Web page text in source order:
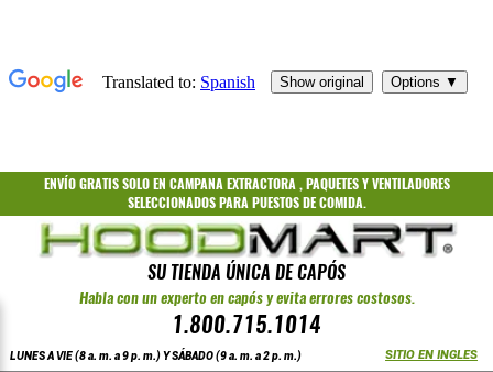
ENVÍO GRATISSOLO EN CAMPANA EXTRACTORA ,PAQUETESYVENTILADORES
SELECCIONADOS PARA PUESTOS DE COMIDA.
SU TIENDA ÚNICA DE CAPÓS
Habla con un experto en capós y evita errores costosos.
1.800.715.1014
LUNES A VIE (8 a. m. a 9 p. m.) Y SÁBADO (9 a. m. a 2 p. m.) SITIO EN INGLES